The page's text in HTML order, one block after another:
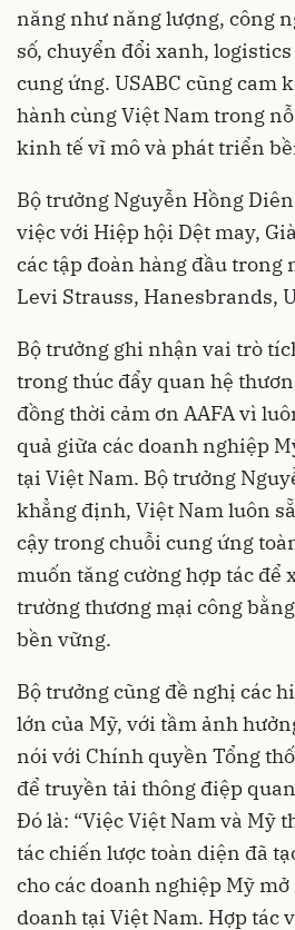
năng như năng lượng, công
số, chuyển đổi xanh,
cung ứng. USABC cũng cam
hành cùng Việt Nam trong
kinh tế vĩ mô và phát triển
Bộ trưởng Nguyễn Hồng
việc với Hiệp hội Dệt may,
các tập đoàn hàng đầu trong
Levi Strauss, Hanesbrands,
Bộ trưởng ghi nhận vai trò
trong thúc đẩy quan hệ
đồng thời cảm ơn AAFA vì
quả giữa các doanh nghiệp
tại Việt Nam. Bộ trưởng
khẳng định, Việt Nam luôn
cậy trong chuỗi cung ứng
muốn tăng cường hợp tác để
trường thương mại công
bền vững.
Bộ trưởng cũng đề nghị các
lớn của Mỹ, với tầm ảnh
nói với Chính quyền Tổng
để truyền tải thông điệp
Đó là: “Việc Việt Nam và Mỹ
tác chiến lược toàn diện đã
cho các doanh nghiệp Mỹ
doanh tại Việt Nam. Hợp tác